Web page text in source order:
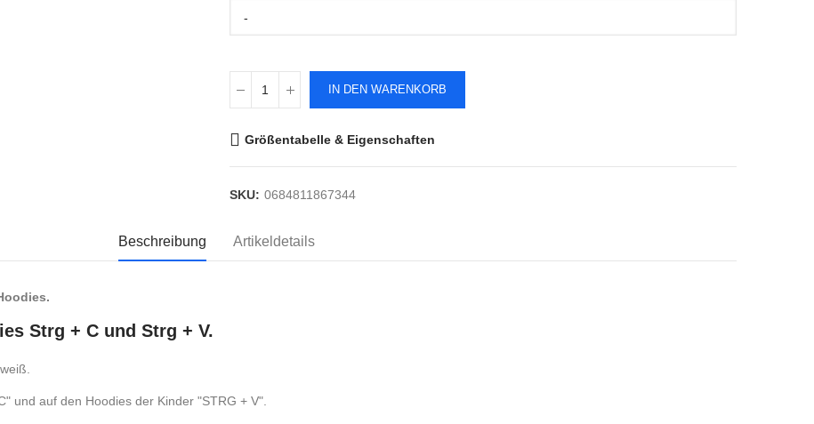
-
IN DEN WARENKORB
Größentabelle & Eigenschaften
SKU: 0684811867344
Beschreibung Artikeldetails
Strg + C und Strg + V.
und auf den Hoodies der Kinder "STRG + V".